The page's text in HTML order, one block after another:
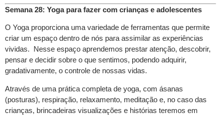
Semana 28: Yoga para fazer com crianças e adolescentes
O Yoga proporciona uma variedade de ferramentas que permite
criar um espaço dentro de nós para assimilar as experiências
vividas. Nesse espaço aprendemos prestar atenção, descobrir,
pensar e decidir sobre o que sentimos, podendo adquirir,
gradativamente, o controle de nossas vidas.
Através de uma prática completa de yoga, com ásanas
(posturas), respiração, relaxamento, meditação e, no caso das
crianças, brincadeiras visualizações e histórias teremos em